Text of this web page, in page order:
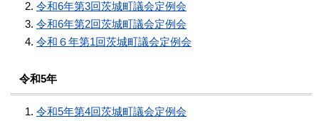
令和6年第3回茨城町議会定例会
令和6年第2回茨城町議会定例会
令和６年第1回茨城町議会定例会
令和5年
令和5年第4回茨城町議会定例会